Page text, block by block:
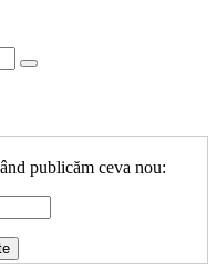
publicăm ceva nou: